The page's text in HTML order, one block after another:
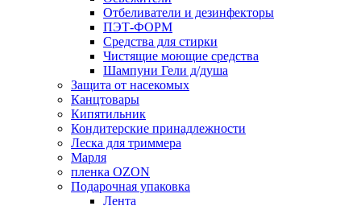
Отбеливатели и дезинфекторы
ПЭТ-ФОРМ
Средства для стирки
Чистящие моющие средства
Шампуни Гели д/душа
Защита от насекомых
Канцтовары
Кипятильник
Кондитерские принадлежности
Леска для триммера
Марля
пленка OZON
Подарочная упаковка
Лента